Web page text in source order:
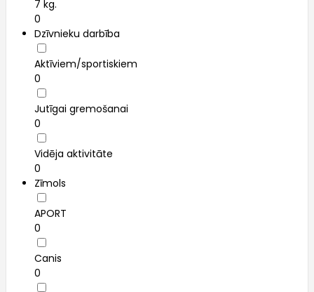
7 kg.
0
Dzīvnieku darbība
Aktīviem/sportiskiem
0
Jutīgai gremošanai
0
Vidēja aktivitāte
0
Zīmols
APORT
0
Canis
0